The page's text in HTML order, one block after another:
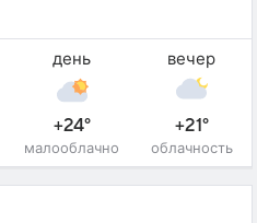
день
+24°
малооблачно
вечер
+21°
облачность